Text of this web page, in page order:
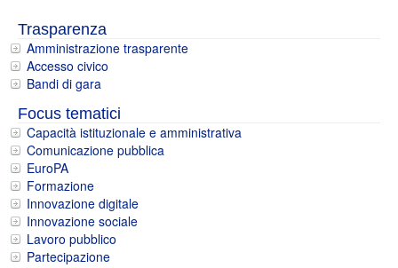
Trasparenza
Amministrazione trasparente
Accesso civico
Bandi di gara
Focus tematici
Capacità istituzionale e amministrativa
Comunicazione pubblica
EuroPA
Formazione
Innovazione digitale
Innovazione sociale
Lavoro pubblico
Partecipazione